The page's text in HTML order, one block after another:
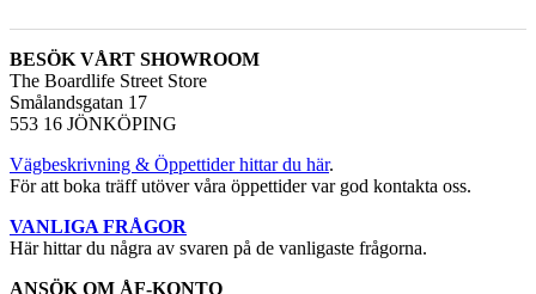
BESÖK VÅRT SHOWROOM
The Boardlife Street Store
Smålandsgatan 17
553 16 JÖNKÖPING
Vägbeskrivning & Öppettider hittar du här.
För att boka träff utöver våra öppettider var god kontakta oss.
VANLIGA FRÅGOR
Här hittar du några av svaren på de vanligaste frågorna.
ANSÖK OM ÅF-KONTO